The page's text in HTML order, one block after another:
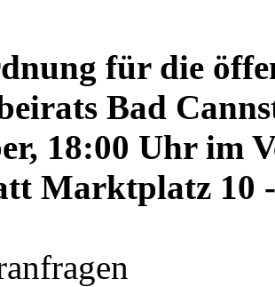
für die
Bad
18:00 Uhr im
Marktplatz 10